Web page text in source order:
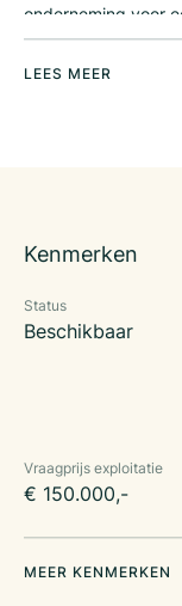
onderneming voor
ook in 2023
apparatuur zijn dan
• Vraagprijs
en
Meer info? Neem
40240698 of stuur
LEES MEER
Kenmerken
Status
Beschikbaar
Vraagprijs exploitatie
€ 150.000,-
MEER KENMERKEN